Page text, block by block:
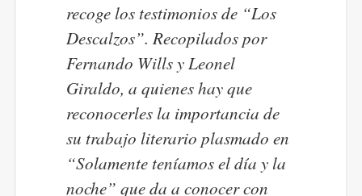
recoge los testimonios de “Los
Descalzos”. Recopilados por
Fernando Wills y Leonel
Giraldo, a quienes hay que
reconocerles la importancia de
su trabajo literario plasmado en
“Solamente teníamos el día y la
noche” que da a conocer con